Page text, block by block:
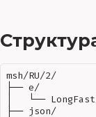
msh/RU/2/
├── e/
│   └──
├── json/